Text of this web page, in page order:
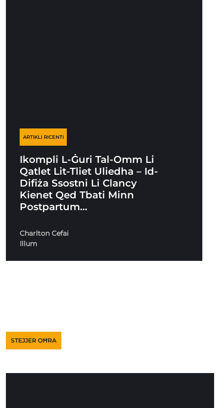
ARTIKLI RICENTI
Ikompli L-Ġuri Tal-Omm Li
Qatlet Lit-Tliet Uliedha – Id-
Difiża Ssostni Li Clancy
Kienet Qed Tbati Minn
Postpartum…
Charlton Cefai
Illum
STEJJER OĦRA